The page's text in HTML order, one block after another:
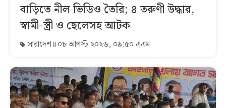
বাড়িতে নীল ভিডিও তৈরি; ৪ তরুণী উদ্ধার,
স্বামী-স্ত্রী ও ছেলেসহ আটক
সারাদেশ ০৮ আগস্ট ২০২৬, ০৯:৫০ এএম